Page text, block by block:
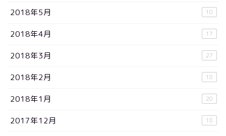
2018年5月 10
2018年4月 17
2018年3月 27
2018年2月 18
2018年1月 20
2017年12月 18